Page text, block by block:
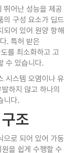
뛰어난 성능을 제공
의 구성 요소가 딥드
되어 있어 원양 항해
. 특허 받은
를 최소화하고 고
수 있습니다.
시스템 오염이나 유
하지 않고 하나의
니다.
조
으로 되어 있어 가동
을 쉽게 수행할 수